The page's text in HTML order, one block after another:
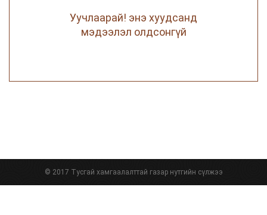
Уучлаарай! энэ хуудсанд
мэдээлэл олдсонгүй
© 2017 Тусгай хамгаалалттай газар нутгийн сүлжээ